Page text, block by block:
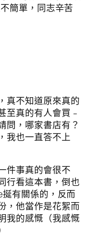
簡單，同志辛苦
真不知道原來真的
至真的有人會買﹣
問，哪家書店有？
我也一直答不上
件事真的會很不
行看這本書，倒也
挻有關係的，反而
，他當作是花絮而
我的感慨（我感慨